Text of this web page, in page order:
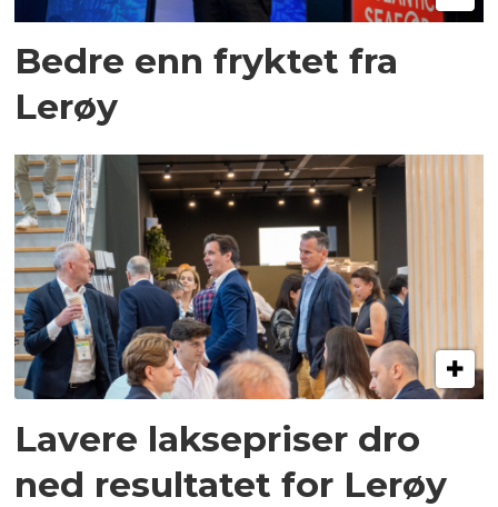
Bedre enn fryktet fra
Lerøy
Lavere laksepriser dro
ned resultatet for Lerøy